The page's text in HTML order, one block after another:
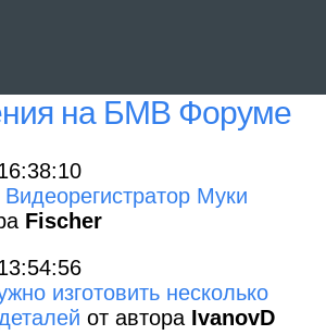
на БМВ Форуме
Муки
Fischer
изготовить несколько
от автора IvanovD